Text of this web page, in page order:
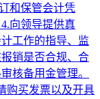
和保管会计凭
向领导提供真
工作的指导、监
销是否合规、合
核备用金管理。
购买发票以及开具